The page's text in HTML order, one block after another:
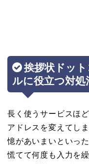
挨拶状ドッ
ルに役立つ対処
長く使うサービスほ
アドレスを変えてし
憶があいまいといっ
慌てて何度も入力を